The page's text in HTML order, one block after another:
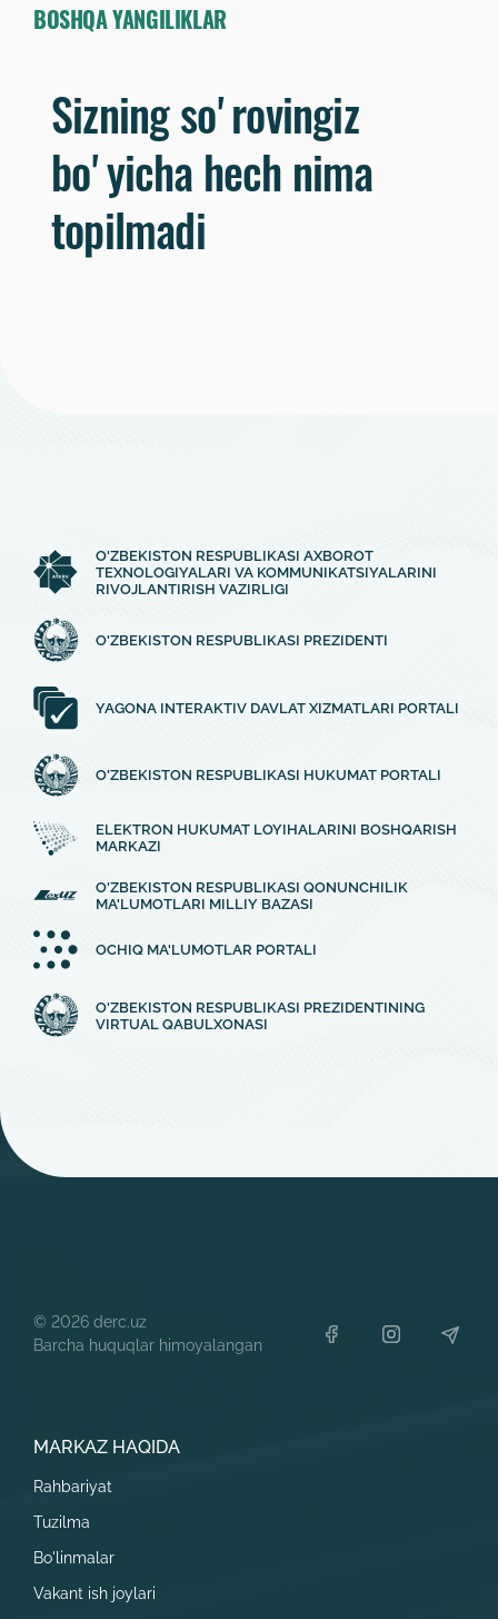
BOSHQA YANGILIKLAR
Sizning soʼrovingiz
boʼyicha hech nima
topilmadi
O'ZBEKISTON RESPUBLIKASI AXBOROT
TEXNOLOGIYALARI VA KOMMUNIKATSIYALARINI
RIVOJLANTIRISH VAZIRLIGI
O'ZBEKISTON RESPUBLIKASI PREZIDENTI
YAGONA INTERAKTIV DAVLAT XIZMATLARI PORTALI
O'ZBEKISTON RESPUBLIKASI HUKUMAT PORTALI
ELEKTRON HUKUMAT LOYIHALARINI BOSHQARISH
MARKAZI
O'ZBEKISTON RESPUBLIKASI QONUNCHILIK
MA'LUMOTLARI MILLIY BAZASI
OCHIQ MA'LUMOTLAR PORTALI
O'ZBEKISTON RESPUBLIKASI PREZIDENTINING
VIRTUAL QABULXONASI
© 2026 derc.uz
Barcha huquqlar himoyalangan
MARKAZ HAQIDA
Rahbariyat
Tuzilma
Bo'linmalar
Vakant ish joylari